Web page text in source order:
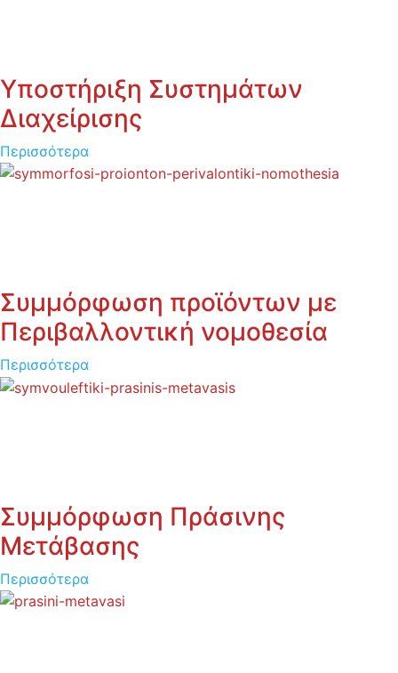
Υποστήριξη Συστημάτων
Διαχείρισης
Περισσότερα
Συμμόρφωση προϊόντων με
Περιβαλλοντική νομοθεσία
Περισσότερα
Συμμόρφωση Πράσινης
Μετάβασης
Περισσότερα